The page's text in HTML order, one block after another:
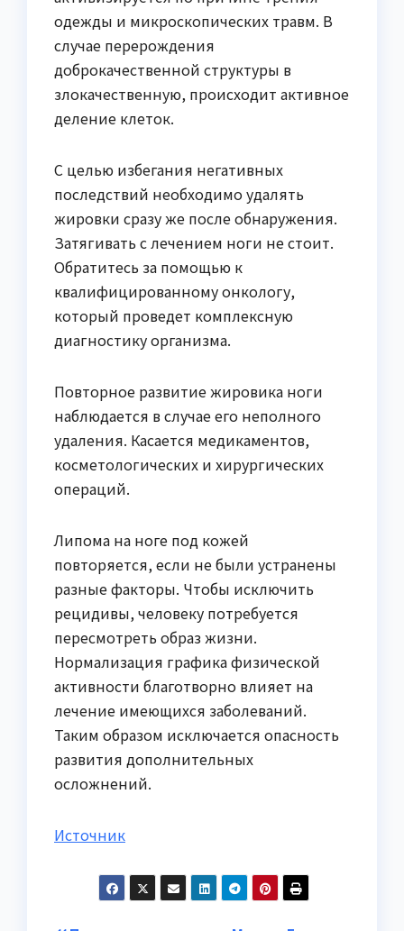
одежды и микроскопических травм. В
случае перерождения
доброкачественной структуры в
злокачественную, происходит активное
деление клеток.
С целью избегания негативных
последствий необходимо удалять
жировки сразу же после обнаружения.
Затягивать с лечением ноги не стоит.
Обратитесь за помощью к
квалифицированному онкологу,
который проведет комплексную
диагностику организма.
Повторное развитие жировика ноги
наблюдается в случае его неполного
удаления. Касается медикаментов,
косметологических и хирургических
операций.
Липома на ноге под кожей
повторяется, если не были устранены
разные факторы. Чтобы исключить
рецидивы, человеку потребуется
пересмотреть образ жизни.
Нормализация графика физической
активности благотворно влияет на
лечение имеющихся заболеваний.
Таким образом исключается опасность
развития дополнительных
осложнений.
Источник